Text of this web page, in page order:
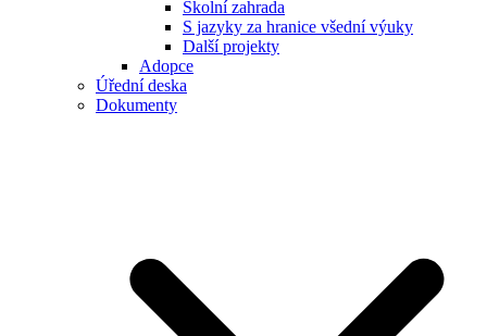
Školní zahrada
S jazyky za hranice všední výuky
Další projekty
Adopce
Úřední deska
Dokumenty